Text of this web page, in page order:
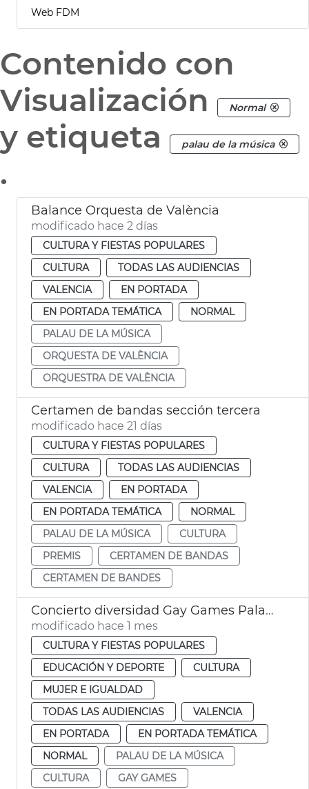
Web FDM
Contenido con
Visualización
Normal
y etiqueta palau de la música
.
Balance Orquesta de València
modificado hace 2 días
CULTURA Y FIESTAS POPULARES
CULTURA
TODAS LAS AUDIENCIAS
VALENCIA
EN PORTADA
EN PORTADA TEMÁTICA
NORMAL
PALAU DE LA MÚSICA
ORQUESTA DE VALÈNCIA
ORQUESTRA DE VALÈNCIA
Certamen de bandas sección tercera
modificado hace 21 días
CULTURA Y FIESTAS POPULARES
CULTURA
TODAS LAS AUDIENCIAS
VALENCIA
EN PORTADA
EN PORTADA TEMÁTICA
NORMAL
PALAU DE LA MÚSICA
CULTURA
PREMIS
CERTAMEN DE BANDAS
CERTAMEN DE BANDES
Concierto diversidad Gay Games Palau de la Música de València
modificado hace 1 mes
CULTURA Y FIESTAS POPULARES
EDUCACIÓN Y DEPORTE
CULTURA
MUJER E IGUALDAD
TODAS LAS AUDIENCIAS
VALENCIA
EN PORTADA
EN PORTADA TEMÁTICA
NORMAL
PALAU DE LA MÚSICA
CULTURA
GAY GAMES